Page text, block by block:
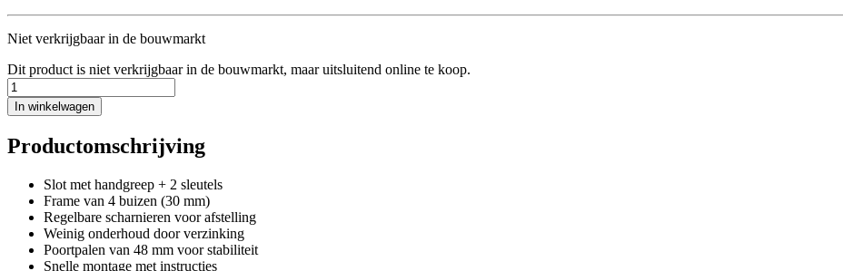
Niet verkrijgbaar in de bouwmarkt
Dit product is niet verkrijgbaar in de bouwmarkt, maar uitsluitend online te koop.
In winkelwagen
Productomschrijving
Slot met handgreep + 2 sleutels
Frame van 4 buizen (30 mm)
Regelbare scharnieren voor afstelling
Weinig onderhoud door verzinking
Poortpalen van 48 mm voor stabiliteit
Snelle montage met instructies